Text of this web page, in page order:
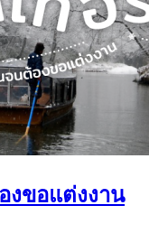
งขอแต่งงาน